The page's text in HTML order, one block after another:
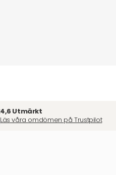
4,6 Utmärkt
Läs våra omdömen på Trustpilot